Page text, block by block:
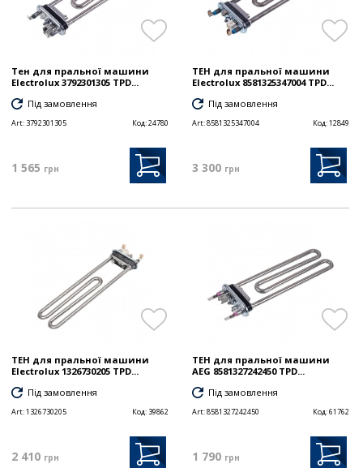
Тен для пральної машини
Electrolux 3792301305 TPD...
Під замовлення
Art: 3792301305 Код:24780
1 565 грн
ТЕН для пральної машини
Electrolux 8581325347004 TPD...
Під замовлення
Art:8581325347004 Код:12849
3 300 грн
ТЕН для пральної машини
Electrolux 1326730205 TPD...
Під замовлення
Art:1326730205 Код: 39862
2 410 грн
ТЕН для пральної машини
AEG 8581327242450 TPD...
Під замовлення
Art:8581327242450 Код:61762
1 790 грн